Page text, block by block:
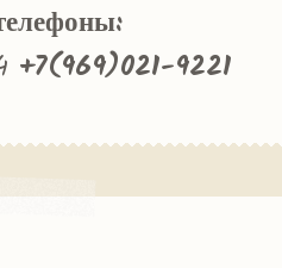
+7(969)021-9221